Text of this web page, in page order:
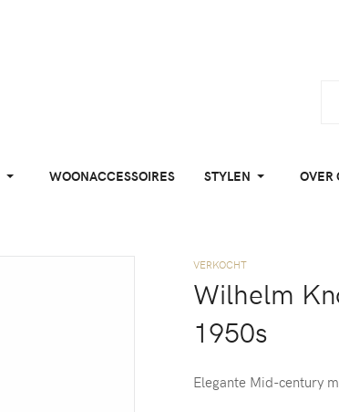
WOONACCESSOIRES STYLEN OVER
VERKOCHT
Wilhelm
1950s
Elegante Mid-century